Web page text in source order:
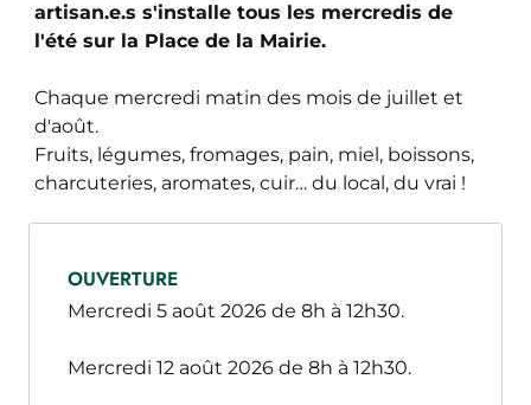
artisan.e.s s'installe tous les mercredis de
l'été sur la Place de la Mairie.
Chaque mercredi matin des mois de juillet et
d'août.
Fruits, légumes, fromages, pain, miel, boissons,
charcuteries, aromates, cuir… du local, du vrai !
OUVERTURE
Mercredi 5 août 2026 de 8h à 12h30.
Mercredi 12 août 2026 de 8h à 12h30.